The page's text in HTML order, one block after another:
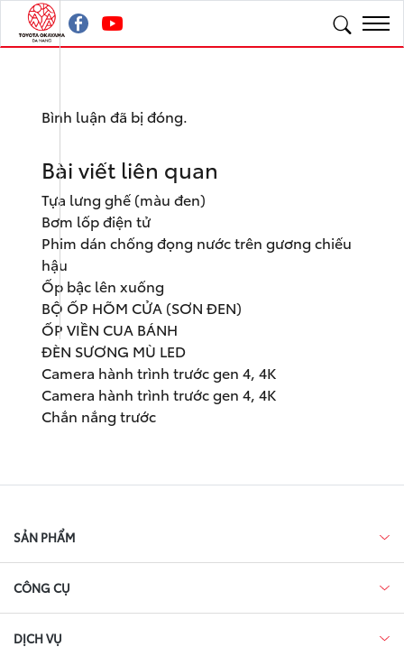
Bình luận đã bị đóng.
Bài viết liên quan
Tựa lưng ghế (màu đen)
Bơm lốp điện tử
Phim dán chống đọng nước trên gương chiếu
hậu
Ốp bậc lên xuống
BỘ ỐP HÕM CỬA (SƠN ĐEN)
ỐP VIỀN CUA BÁNH
ĐÈN SƯƠNG MÙ LED
Camera hành trình trước gen 4, 4K
Camera hành trình trước gen 4, 4K
Chắn nắng trước
SẢN PHẨM
CÔNG CỤ
DỊCH VỤ